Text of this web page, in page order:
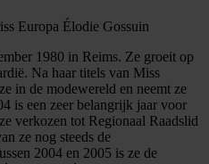
Europa Élodie Gossuin
1980 in Reims. Ze groeit op
Na haar titels van Miss
in de modewereld en neemt ze
is een zeer belangrijk jaar voor
verkozen tot Regionaal Raadslid
ze nog steeds de
2004 en 2005 is ze de